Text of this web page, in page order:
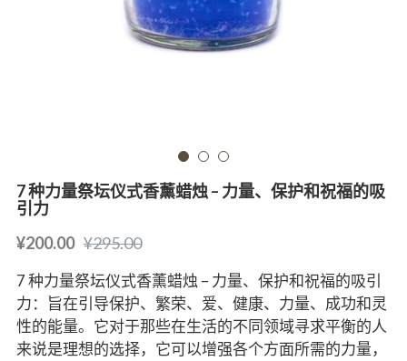
7 种力量祭坛仪式香薰蜡烛 – 力量、保护和祝福的吸
引力
¥200.00 ¥295.00
7 种力量祭坛仪式香薰蜡烛 – 力量、保护和祝福的吸引
力：旨在引导保护、繁荣、爱、健康、力量、成功和灵
性的能量。它对于那些在生活的不同领域寻求平衡的人
来说是理想的选择，它可以增强各个方面所需的力量，